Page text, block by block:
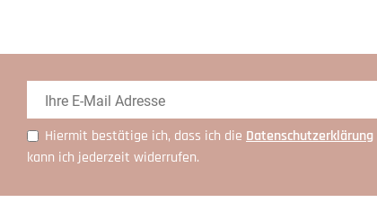
Hiermit bestätige ich, dass ich die Daten­schutz­erklärung
kann ich jederzeit widerrufen.